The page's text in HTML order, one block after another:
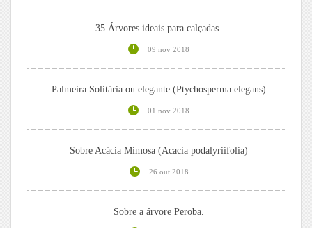
35 Árvores ideais para calçadas.
09 nov 2018
Palmeira Solitária ou elegante (Ptychosperma elegans)
01 nov 2018
Sobre Acácia Mimosa (Acacia podalyriifolia)
26 out 2018
Sobre a árvore Peroba.